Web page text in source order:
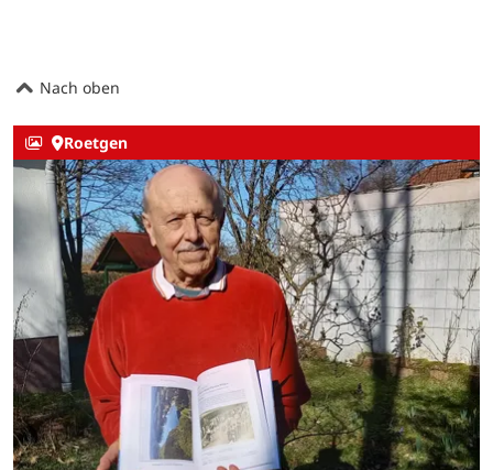
Nach oben
Roetgen